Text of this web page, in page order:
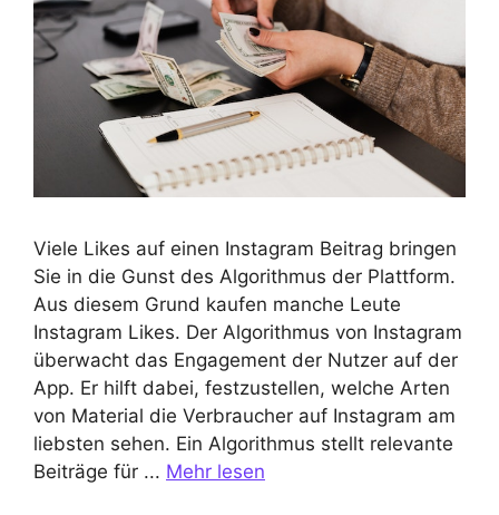
Viele Likes auf einen Instagram Beitrag bringen
Sie in die Gunst des Algorithmus der Plattform.
Aus diesem Grund kaufen manche Leute
Instagram Likes. Der Algorithmus von Instagram
überwacht das Engagement der Nutzer auf der
App. Er hilft dabei, festzustellen, welche Arten
von Material die Verbraucher auf Instagram am
liebsten sehen. Ein Algorithmus stellt relevante
Beiträge für ... Mehr lesen